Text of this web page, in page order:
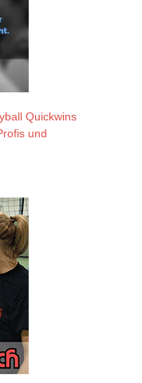
Quickwins
und